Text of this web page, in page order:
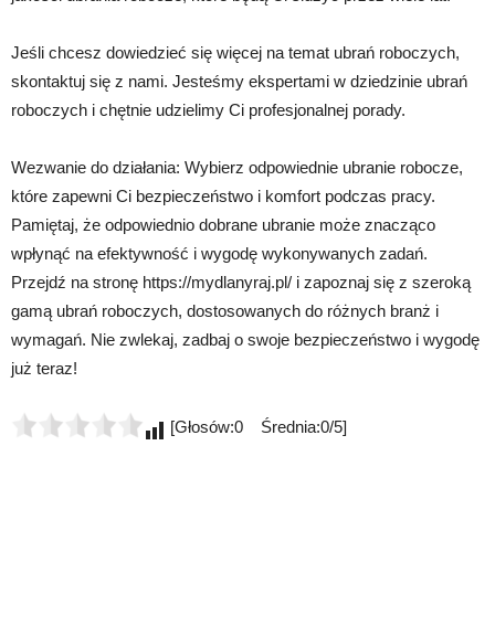
Jeśli chcesz dowiedzieć się więcej na temat ubrań roboczych,
skontaktuj się z nami. Jesteśmy ekspertami w dziedzinie ubrań
roboczych i chętnie udzielimy Ci profesjonalnej porady.
Wezwanie do działania: Wybierz odpowiednie ubranie robocze,
które zapewni Ci bezpieczeństwo i komfort podczas pracy.
Pamiętaj, że odpowiednio dobrane ubranie może znacząco
wpłynąć na efektywność i wygodę wykonywanych zadań.
Przejdź na stronę https://mydlanyraj.pl/ i zapoznaj się z szeroką
gamą ubrań roboczych, dostosowanych do różnych branż i
wymagań. Nie zwlekaj, zadbaj o swoje bezpieczeństwo i wygodę
już teraz!
[Głosów:0 Średnia:0/5]